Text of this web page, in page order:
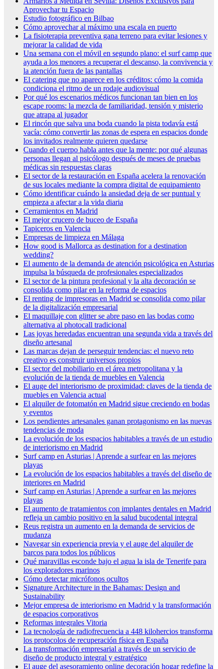
Aprovechar tu Espacio
Estudio fotográfico en Bilbao
Cómo aprovechar al máximo una escala en puerto
La fisioterapia preventiva gana terreno para evitar lesiones y
mejorar la calidad de vida
Una semana con el móvil en segundo plano: el surf camp que
ayuda a los menores a recuperar el descanso, la convivencia y
la atención fuera de las pantallas
El catering que no aparece en los créditos: cómo la comida
condiciona el ritmo de un rodaje audiovisual
Por qué los escenarios médicos funcionan tan bien en los
escape rooms: la mezcla de familiaridad, tensión y misterio
que atrapa al jugador
El rincón que salva una boda cuando la pista todavía está
vacía: cómo convertir las zonas de espera en espacios donde
los invitados realmente quieren quedarse
Cuando el cuerpo habla antes que la mente: por qué algunas
personas llegan al psicólogo después de meses de pruebas
médicas sin respuestas claras
El sector de la restauración en España acelera la renovación
de sus locales mediante la compra digital de equipamiento
Cómo identificar cuándo la ansiedad deja de ser puntual y
empieza a afectar a la vida diaria
Cerramientos en Madrid
El mejor crucero de buceo de España
Tapiceros en Valencia
Empresas de limpieza en Málaga
How good is Mallorca as destination for a destination
wedding?
El aumento de la demanda de atención psicológica en Asturias
impulsa la búsqueda de profesionales especializados
El sector de la pintura profesional y la alta decoración se
consolida como pilar en la reforma de espacios
El renting de impresoras en Madrid se consolida como pilar
de la digitalización empresarial
El maquillaje con glitter se abre paso en las bodas como
alternativa al photocall tradicional
Las joyas heredadas encuentran una segunda vida a través del
diseño artesanal
Las marcas dejan de perseguir tendencias: el nuevo reto
creativo es construir universos propios
El sector del mobiliario en el área metropolitana y la
evolución de la tienda de muebles en Valencia
El auge del interiorismo de proximidad: claves de la tienda de
muebles en Valencia actual
El alquiler de fotomatón en Madrid sigue creciendo en bodas
y eventos
Los pendientes artesanales ganan protagonismo en las nuevas
tendencias de moda
La evolución de los espacios habitables a través de un estudio
de interiorismo en Madrid
Surf camp en Asturias | Aprende a surfear en las mejores
playas
La evolución de los espacios habitables a través del diseño de
interiores en Madrid
Surf camp en Asturias | Aprende a surfear en las mejores
playas
El aumento de tratamientos con implantes dentales en Madrid
refleja un cambio positivo en la salud bucodental integral
Reus registra un aumento en la demanda de servicios de
mudanza
Navegar sin experiencia previa y el auge del alquiler de
barcos para todos los públicos
Qué maravillas esconde bajo el agua la isla de Tenerife para
los exploradores marinos
Cómo detectar micrófonos ocultos
Signature Architecture in the Bahamas: Design and
Sustainability
Mejor empresa de interiorismo en Madrid y la transformación
de espacios corporativos
Reformas integrales Vitoria
La tecnología de radiofrecuencia a 448 kilohercios transforma
los protocolos de recuperación física en España
La transformación empresarial a través de un servicio de
diseño de producto integral y estratégico
El auge del asesoramiento online decoración hogar redefine la